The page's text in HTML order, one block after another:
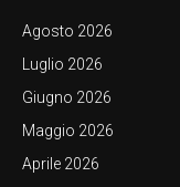
Agosto 2026
Luglio 2026
Giugno 2026
Maggio 2026
Aprile 2026